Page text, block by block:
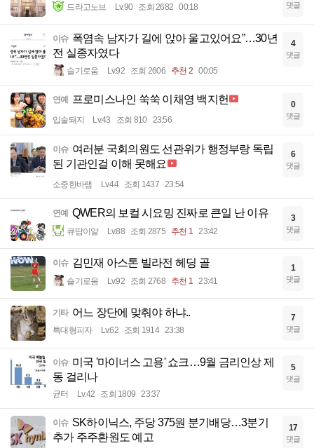
드라고노브 Lv.90 조회 2682 00:18 댓글
이슈 폭염속 남자가 길에 앉아 울고있어요”…30년
전 실종자였다
슬기로움 Lv.92 조회 2606 추천 2 00:05
4
댓글
연예 프로미스나인 쑥쑥 이채영 백지헌
입술돼지 Lv.43 조회 810 23:56
0
댓글
이슈 여러분 국회의원도 선관위가 행정부랑 독립
된 기관인걸 이해 못해요
소중한바램 Lv.44 조회 1437 23:54
6
댓글
연예 QWER의 보컬 시요밍 진짜로 큰일 난 이유
큐땁이알 Lv.88 조회 2875 추천 1 23:42
3
댓글
이슈 김민재 아스톤 빌라전 헤딩 골
슬기로움 Lv.92 조회 2768 추천 1 23:41
1
댓글
기타 어느 장단에 맞춰야 하냐..
특대형피자 Lv.62 조회 1914 23:38
7
댓글
이슈 미국 '마이너스 고용' 쇼크…9월 금리인상 제
동 걸리나
균터 Lv.42 조회 1809 23:37
5
댓글
이슈 SK하이닉스, 주당 375원 분기배당…3분기
추가 주주환원도 예고
17
댓글